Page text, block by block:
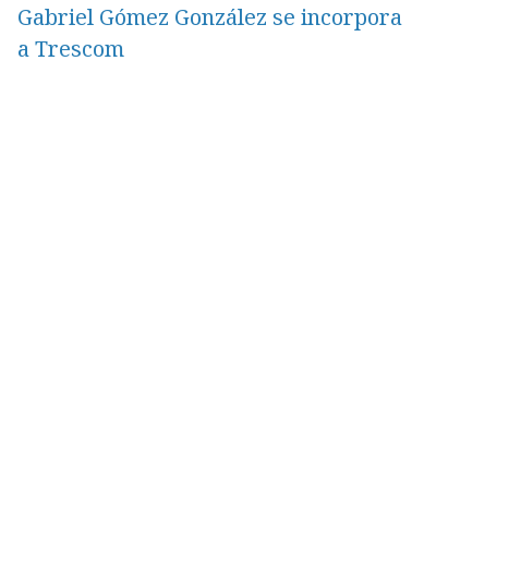
Gabriel Gómez González se incorpora
a Trescom